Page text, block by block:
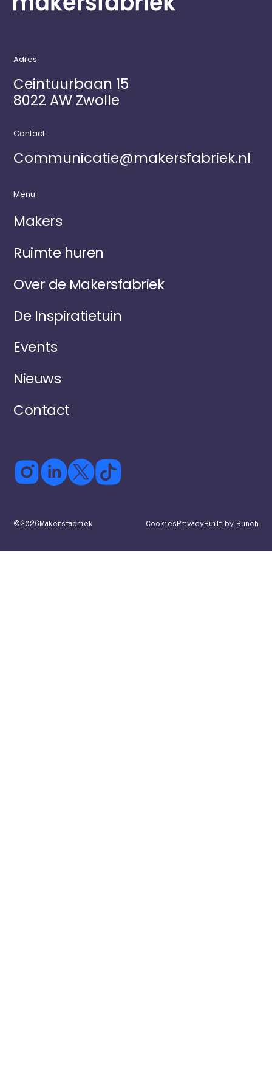
Adres
Ceintuurbaan 15
8022 AW Zwolle
Contact
Communicatie@makersfabriek.nl
Menu
Makers
Ruimte huren
Over de Makersfabriek
De Inspiratietuin
Events
Nieuws
Contact
©2026Makersfabriek CookiesPrivacyBuilt by Bunch